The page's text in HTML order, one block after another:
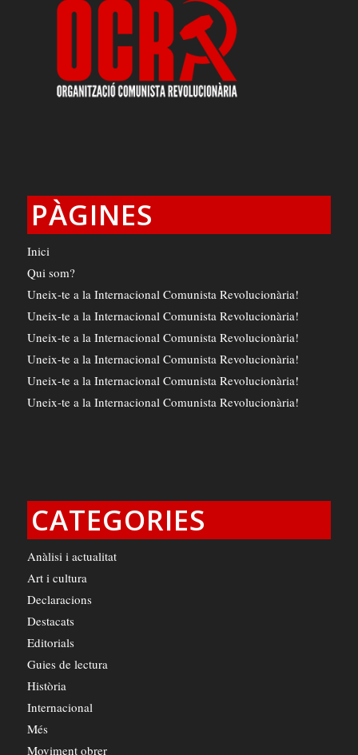
PÀGINES
Inici
Qui som?
Uneix-te a la Internacional Comunista Revolucionària!
Uneix-te a la Internacional Comunista Revolucionària!
Uneix-te a la Internacional Comunista Revolucionària!
Uneix-te a la Internacional Comunista Revolucionària!
Uneix-te a la Internacional Comunista Revolucionària!
Uneix-te a la Internacional Comunista Revolucionària!
CATEGORIES
Anàlisi i actualitat
Art i cultura
Declaracions
Destacats
Editorials
Guies de lectura
Història
Internacional
Més
Moviment obrer